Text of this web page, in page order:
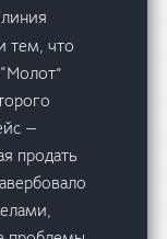
тем, что
—
продать